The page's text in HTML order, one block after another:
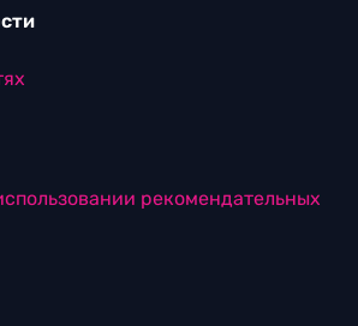
рекомендательных